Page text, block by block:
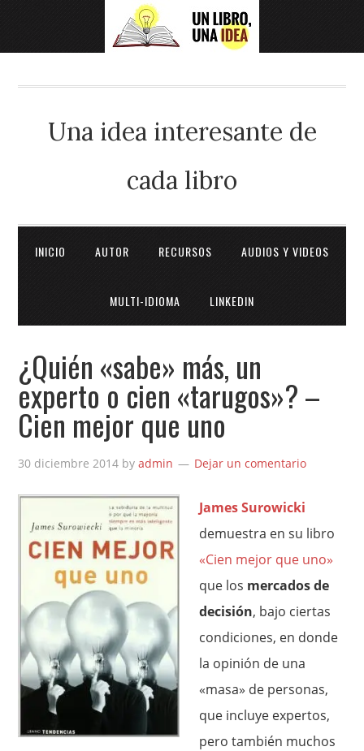
Una idea interesante de
cada libro
INICIO AUTOR RECURSOS AUDIOS Y VIDEOS
MULTI-IDIOMA LINKEDIN
¿Quién «sabe» más, un
experto o cien «tarugos»? –
Cien mejor que uno
30 diciembre 2014 byadmin Dejar un comentario
James Surowicki
demuestra en su libro
«Cien mejor que uno»
que los mercados de
decisión, bajo ciertas
condiciones, en donde
la opinión de una
«masa» de personas,
que incluye expertos,
pero también muchos